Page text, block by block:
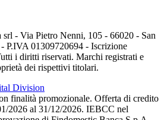
- Via Pietro Nenni, 105 - 66020 - San
P.IVA 01309720694 - Iscrizione
i diritti riservati. Marchi registrati e
dei rispettivi titolari.
Division
finalità promozionale. Offerta di credito
2026 al 31/12/2026. IEBCC nel